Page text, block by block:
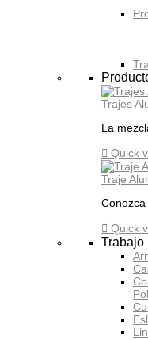
Trajes
La
 Quick
Traje
Conozca
 Quick
Trabajo